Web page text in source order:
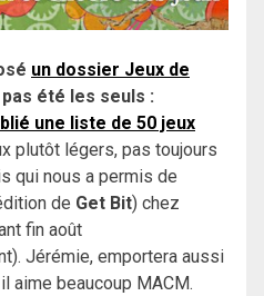
un dossier Jeux de
pas été les seuls :
une liste de 50 jeux
plutôt légers, pas toujours
qui nous a permis de
de Get Bit) chez
fin août
Jérémie, emportera aussi
aime beaucoup MACM.